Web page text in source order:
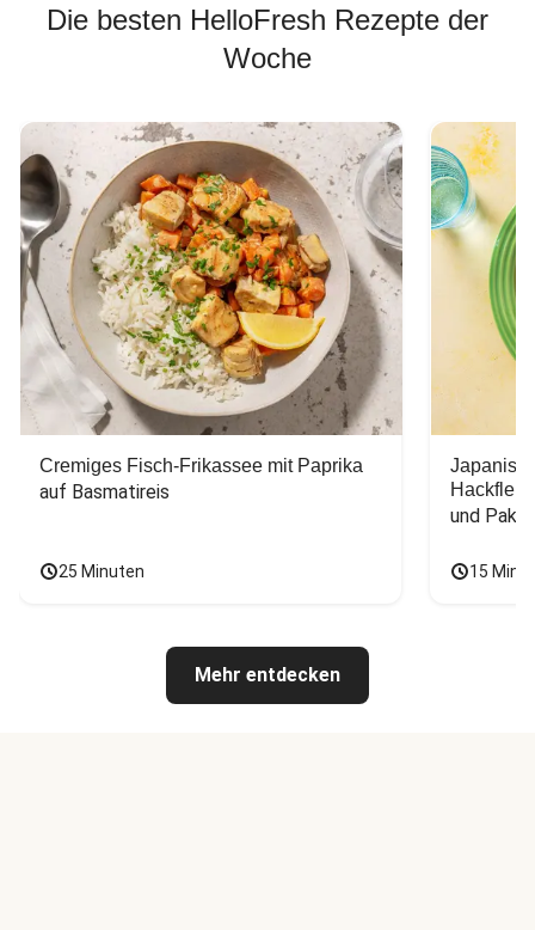
Die besten HelloFresh Rezepte der
Woche
Cremiges Fisch-Frikassee mit Paprika
auf Basmatireis
25 Minuten
und Pak
15
Mehr entdecken